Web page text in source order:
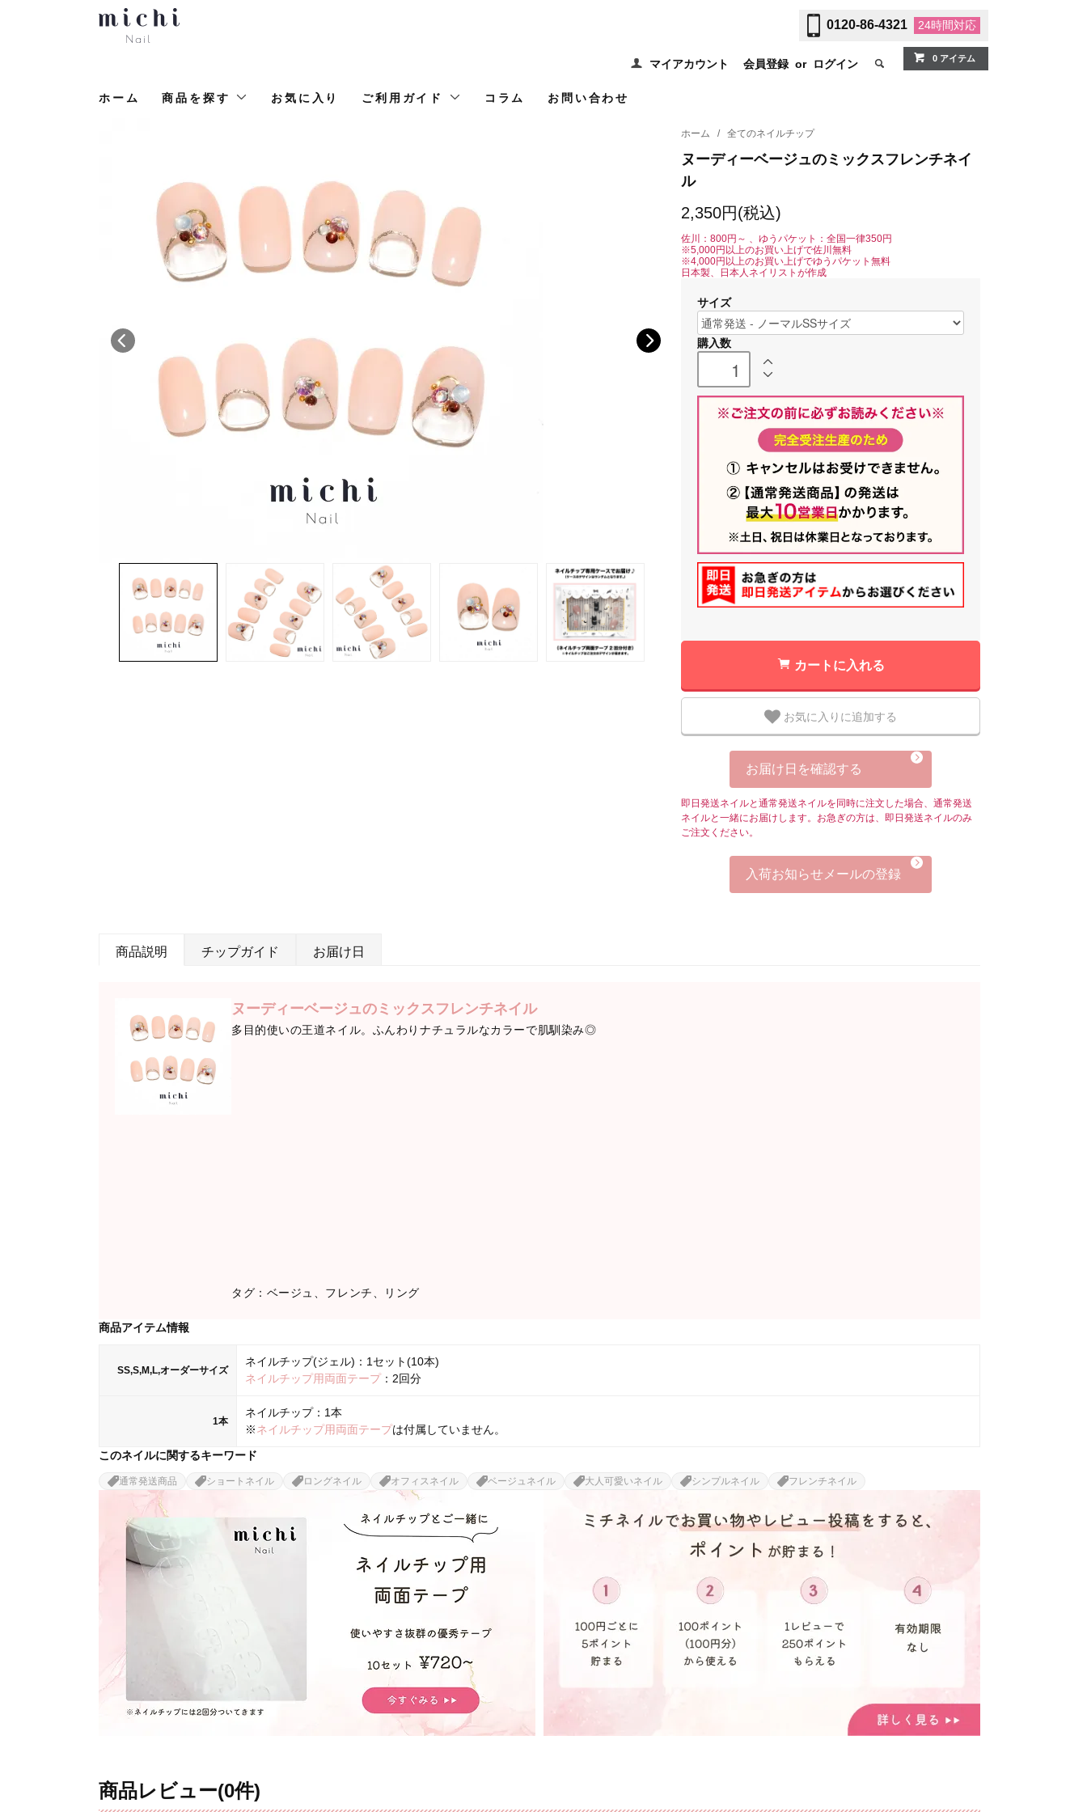
0120-86-4321 24時間対応
マイアカウント 会員登録 or ログイン 0 アイテム
ホーム 商品を探す お気に入り ご利用ガイド コラム お問い合わせ
ホーム / 全てのネイルチップ
ヌーディーベージュのミックスフレンチネイ
ル
2,350円(税込)
佐川：800円～ 、ゆうパケット：全国一律350円
※5,000円以上のお買い上げで佐川無料
※4,000円以上のお買い上げでゆうパケット無料
日本製、日本人ネイリストが作成
サイズ
購入数
カートに入れる
お気に入りに追加する
お届け日を確認する
即日発送ネイルと通常発送ネイルを同時に注文した場合、通常発送
ネイルと一緒にお届けします。お急ぎの方は、即日発送ネイルのみ
ご注文ください。
入荷お知らせメールの登録
商品説明 チップガイド お届け日
ヌーディーベージュのミックスフレンチネイル
多目的使いの王道ネイル。ふんわりナチュラルなカラーで肌馴染み◎
タグ：ベージュ、フレンチ、リング
商品アイテム情報
SS,S,M,L,オーダーサイズ
ネイルチップ(ジェル)：1セット(10本)
ネイルチップ用両面テープ：2回分
1本
ネイルチップ：1本
※ネイルチップ用両面テープは付属していません。
このネイルに関するキーワード
通常発送商品 ショートネイル ロングネイル オフィスネイル ベージュネイル 大人可愛いネイル シンプルネイル フレンチネイル
商品レビュー(0件)